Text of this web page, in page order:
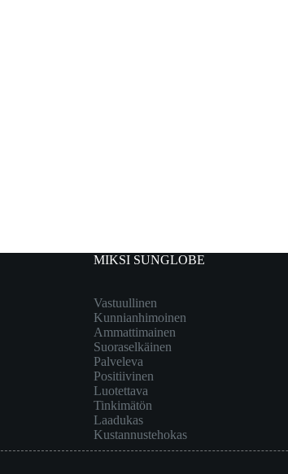
MIKSI SUNGLOBE
Vastuullinen
Kunnianhimoinen
Ammattimainen
Suoraselkäinen
Palveleva
Positiivinen
Luotettava
Tinkimätön
Laadukas
Kustannustehokas